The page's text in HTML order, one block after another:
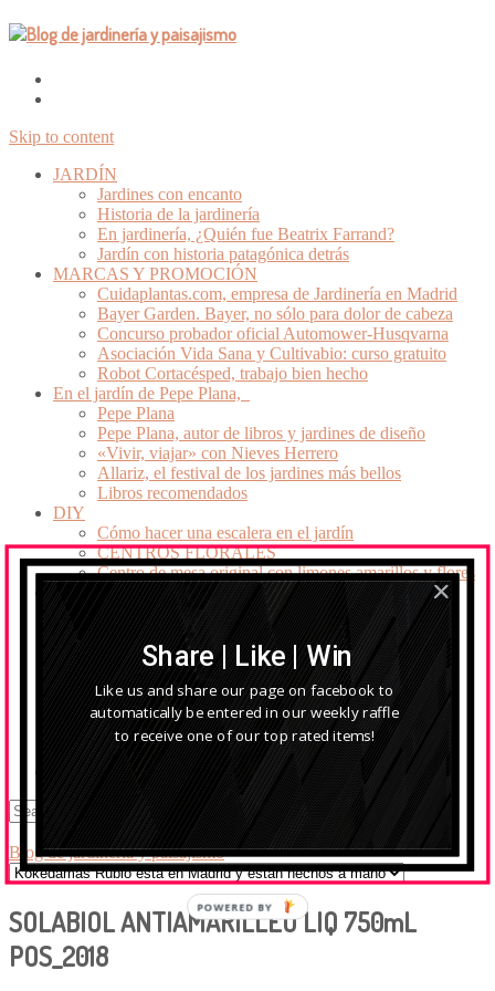
Skip to content
JARDÍN
Jardines con encanto
Historia de la jardinería
En jardinería, ¿Quién fue Beatrix Farrand?
Jardín con historia patagónica detrás
MARCAS Y PROMOCIÓN
Cuidaplantas.com, empresa de Jardinería en Madrid
Bayer Garden. Bayer, no sólo para dolor de cabeza
Concurso probador oficial Automower-Husqvarna
Asociación Vida Sana y Cultivabio: curso gratuito
Robot Cortacésped, trabajo bien hecho
En el jardín de Pepe Plana,
Pepe Plana
Pepe Plana, autor de libros y jardines de diseño
«Vivir, viajar» con Nieves Herrero
Allariz, el festival de los jardines más bellos
Libros recomendados
DIY
Cómo hacer una escalera en el jardín
CENTROS FLORALES
Centro de mesa original con limones amarillos y flores
Mis vídeos
Preparación del Huerto
PREPARANDO EL CÉSPED
CÉSPED ARTIFICIAL
«Arbustos de jardín – Un millón de flores».
Acolchar plantas
Eliminación de un piso de ramas a un aPino
Herramientas
Poda del seto
EL BLOG
Blog de jardinería y paisajismo»
SOLABIOL ANTIAMARILLEO LIQ 750mL
POS_2018
Share | Like | Win
Like us and share our page on facebook to
automatically be entered in our weekly raffle
to receive one of our top rated items!
POWERED BY